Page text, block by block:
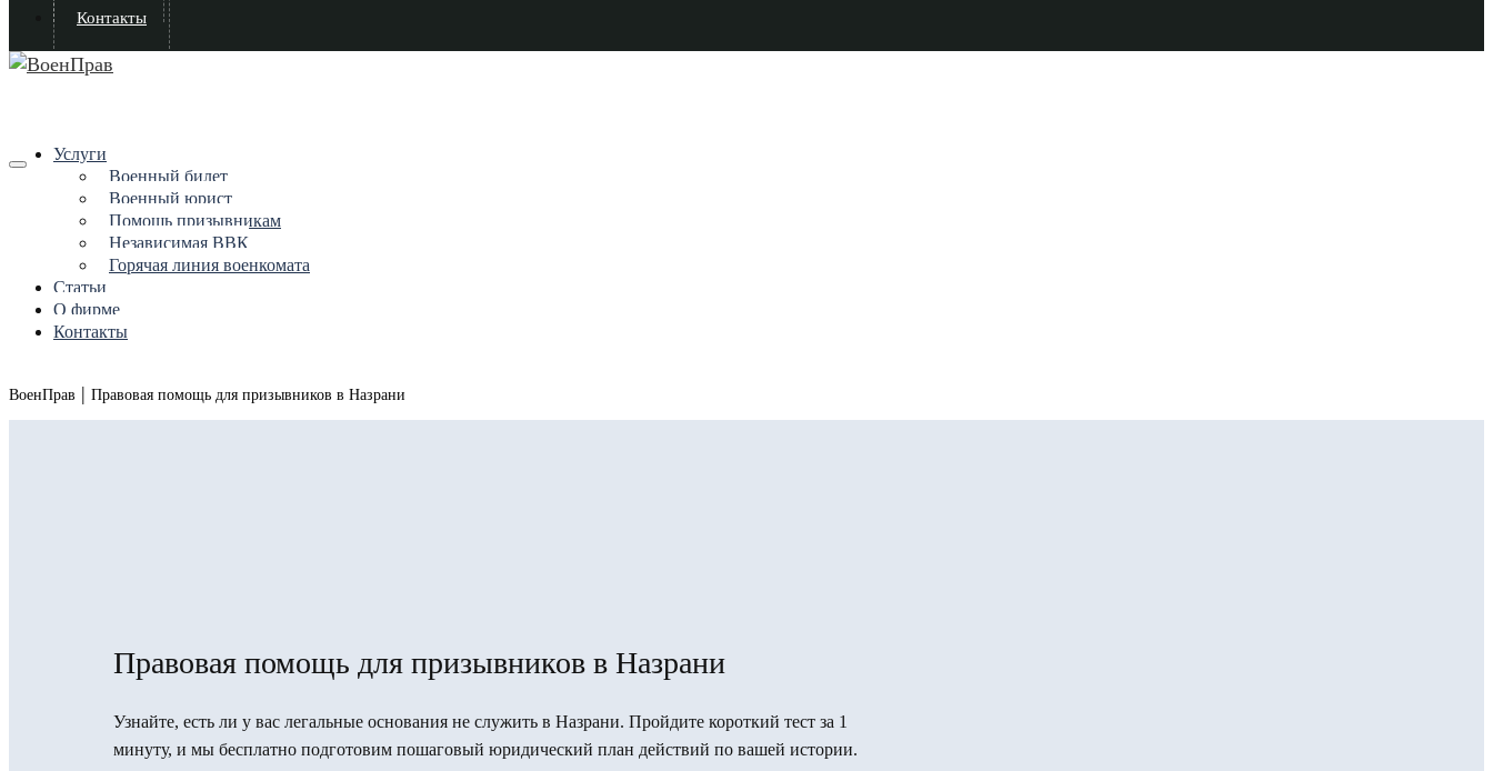
Контакты
Услуги
Военный билет
Военный юрист
Помощь призывникам
Независимая ВВК
Горячая линия военкомата
Статьи
О фирме
Контакты
ВоенПрав | Правовая помощь для призывников в Назрани
Правовая помощь для призывников в Назрани
Узнайте, есть ли у вас легальные основания не служить в Назрани. Пройдите короткий тест за 1
минуту, и мы бесплатно подготовим пошаговый юридический план действий по вашей истории.